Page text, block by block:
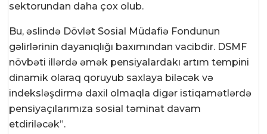
sektorundan daha çox olub.
Bu, əslində Dövlət Sosial Müdafiə Fondunun
gəlirlərinin dayanıqlığı baxımından vacibdir. DSMF
növbəti illərdə əmək pensiyalardakı artım tempini
dinamik olaraq qoruyub saxlaya biləcək və
indeksləşdirmə daxil olmaqla digər istiqamətlərdə
pensiyaçılarımıza sosial təminat davam
etdiriləcək”.